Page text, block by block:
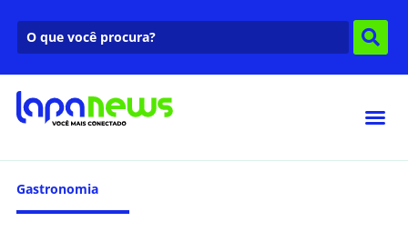
Gastronomia